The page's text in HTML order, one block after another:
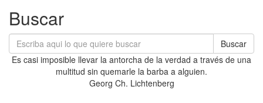
Buscar
Buscar
Es casi imposible llevar la antorcha de la verdad a través de una
multitud sin quemarle la barba a alguien.
Georg Ch. Lichtenberg